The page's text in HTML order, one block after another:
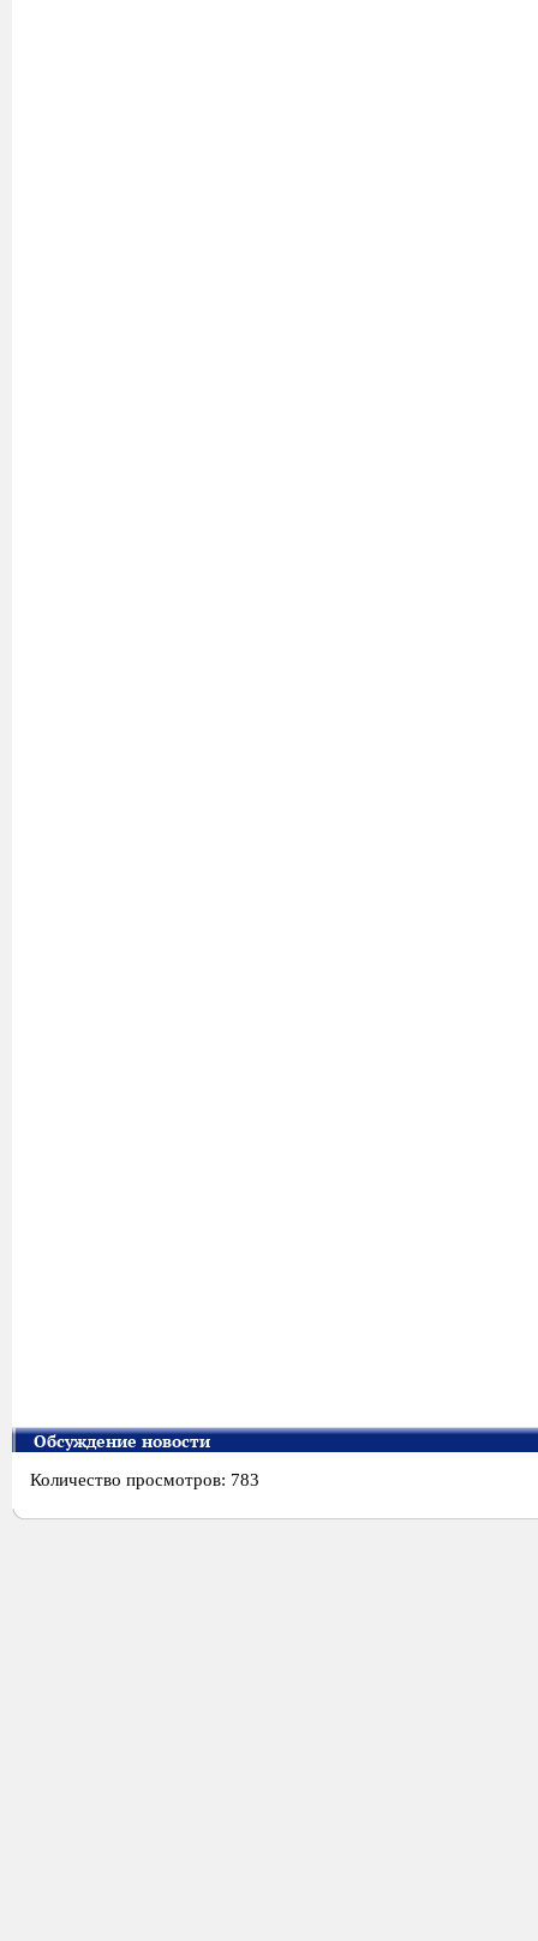
Обсуждение новости
Количество просмотров: 783